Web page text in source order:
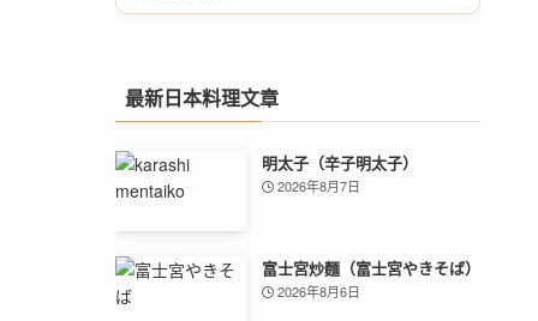
最新日本料理文章
明太子（辛子明太子）
2026年8月7日
富士宮炒麵（富士宮やきそば）
2026年8月6日